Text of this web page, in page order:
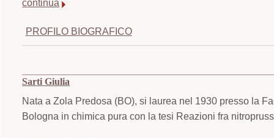
continua
PROFILO BIOGRAFICO
Sarti Giulia
Nata a Zola Predosa (BO), si laurea nel 1930 presso la
Bologna in chimica pura con la tesi Reazioni fra